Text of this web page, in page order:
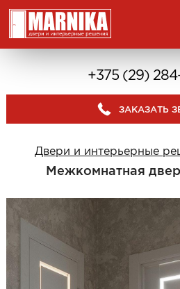
Входные двери
В дом с окном
В дом без окна
Классические в
Современные в
С отделкой из дерева
С декоративными
С зеркалом
+375 (29)
ЗАКАЗАТЬ
Двери и интерьерные
Межкомнатная